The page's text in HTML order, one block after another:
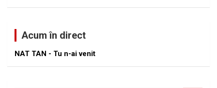
Acum în direct
NAT TAN - Tu n-ai venit